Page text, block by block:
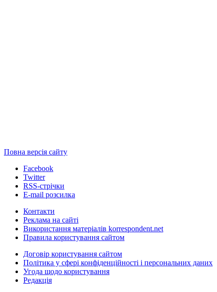
Повна версія сайту
Facebook
Twitter
RSS-стрічки
E-mail розсилка
Контакти
Реклама на сайті
Використання матеріалів korrespondent.net
Правила користування сайтом
Договір користування сайтом
Політика у сфері конфіденційності і персональних даних
Угода щодо користування
Редакція